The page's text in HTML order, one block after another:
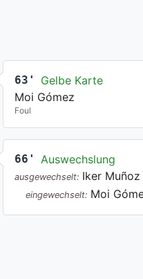
63'
Gelbe Karte
Moi Gómez
Foul
66' Auswechslung
ausgewechselt: Iker Muñoz
eingewechselt: Moi